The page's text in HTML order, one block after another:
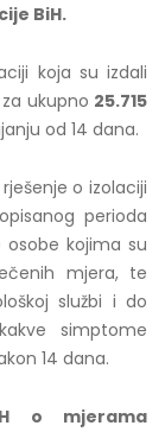
BiH.
koja su izdali
ukupno 25.715
od 14 dana.
o izolaciji
perioda
osobe kojima su
mjera, te
službi i do
simptome
14 dana.
o mjerama